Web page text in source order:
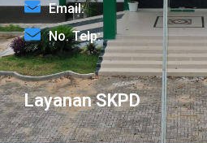
Email:
No. Telp:
Layanan SKPD